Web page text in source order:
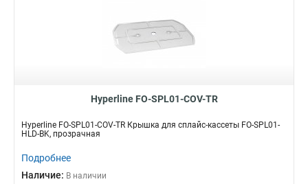
Hyperline FO-SPL01-COV-TR
Hyperline FO-SPL01-COV-TR Крышка для сплайс-кассеты FO-SPL01-
HLD-BK, прозрачная
Подробнее
Наличие: В наличии